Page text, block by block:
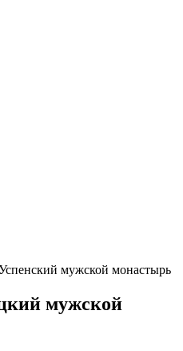
мужской монастырь
мужской